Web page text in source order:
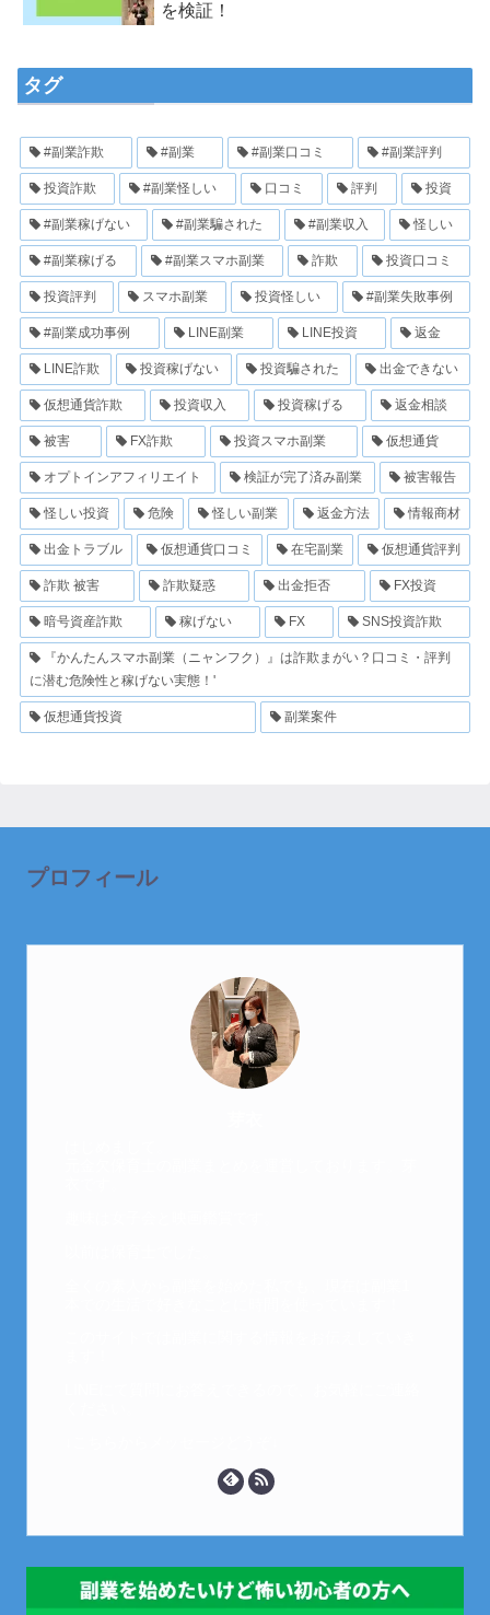
を検証！
タグ
#副業詐欺 #副業 #副業口コミ #副業評判
投資詐欺 #副業怪しい 口コミ 評判 投資
#副業稼げない #副業騙された #副業収入 怪しい
#副業稼げる #副業スマホ副業 詐欺 投資口コミ
投資評判 スマホ副業 投資怪しい #副業失敗事例
#副業成功事例 LINE副業 LINE投資 返金
LINE詐欺 投資稼げない 投資騙された 出金できない
仮想通貨詐欺 投資収入 投資稼げる 返金相談
被害 FX詐欺 投資スマホ副業 仮想通貨
オプトインアフィリエイト 検証が完了済み副業 被害報告
怪しい投資 危険 怪しい副業 返金方法 情報商材
出金トラブル 仮想通貨口コミ 在宅副業 仮想通貨評判
詐欺 被害 詐欺疑惑 出金拒否 FX投資
暗号資産詐欺 稼げない FX SNS投資詐欺
『かんたんスマホ副業（ニャンフク）』は詐欺まがい？口コミ・評判
に潜む危険性と稼げない実態！'
仮想通貨投資 副業案件
プロフィール